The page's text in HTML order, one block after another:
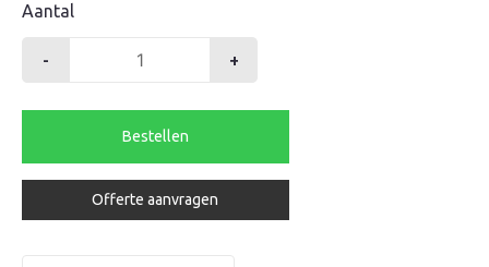
Aantal
-
33-
everest
+
Bestellen
Offerte aanvragen